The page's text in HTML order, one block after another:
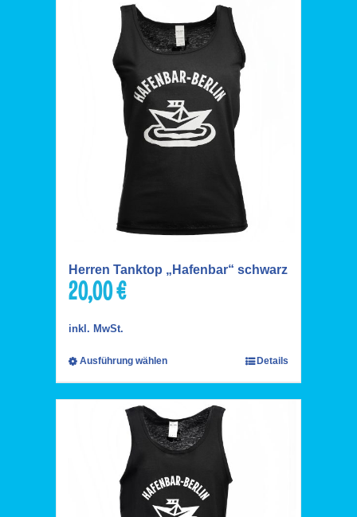
Herren Tanktop „Hafenbar“ schwarz
20,00€
inkl. MwSt.
Ausführung wählen Details